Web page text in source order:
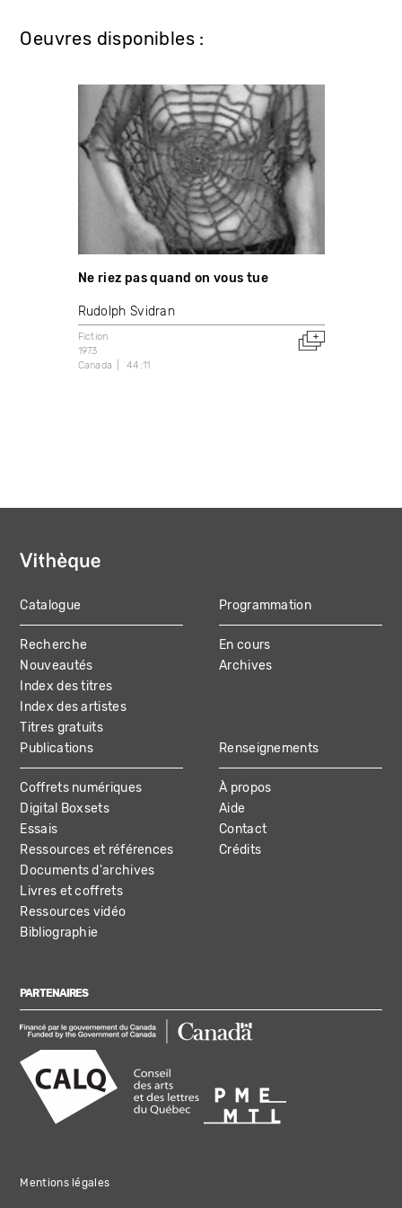
Oeuvres disponibles :
Ne riez pas quand on vous tue
Rudolph Svidran
Fiction
1973
Canada
44:11
MAIN
NAVIGATION
Catalogue
Recherche
Nouveautés
Index des titres
Index des artistes
Titres gratuits
Programmation
En cours
Archives
Publications
Coffrets numériques
Digital Boxsets
Essais
Ressources et références
Documents d'archives
Livres et coffrets
Ressources vidéo
Bibliographie
Renseignements
À propos
Aide
Contact
Crédits
PARTENAIRES
Mentions légales